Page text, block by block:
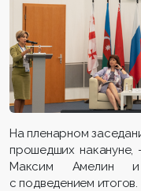
На пленарном
прошедших накануне,
Максим Амелин и
с подведением итогов.